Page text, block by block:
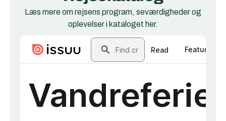
Læs mere om rejsens program, seværdigheder og
oplevelser i kataloget her.